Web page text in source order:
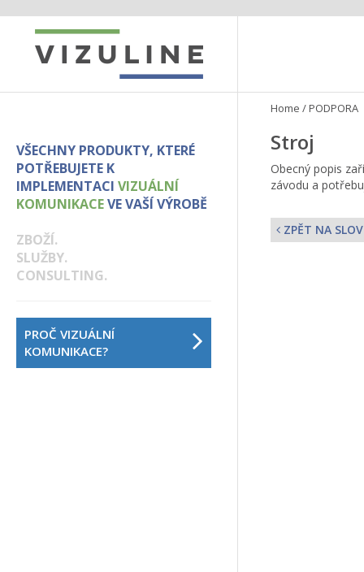
VŠECHNY PRODUKTY, KTERÉ
POTŘEBUJETE K
IMPLEMENTACI VIZUÁLNÍ
KOMUNIKACEVE VAŠÍ VÝROBĚ
ZBOŽÍ.
SLUŽBY.
CONSULTING.
PROČ VIZUÁLNÍ
KOMUNIKACE?
Home /PODPORA
Stroj
Obecný popis
závodu a
ZPĚT NA